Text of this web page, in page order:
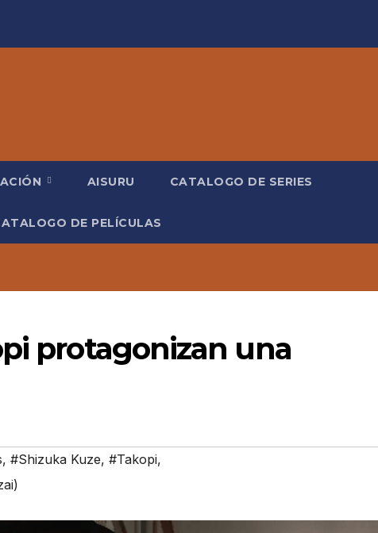
AISURU CATALOGO DE SERIES
DE PELÍCULAS
protagonizan una
, #Shizuka Kuze, #Takopi,